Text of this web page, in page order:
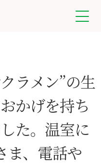
ラメン”の生
かげを持ち
た。温室に
ま、電話や